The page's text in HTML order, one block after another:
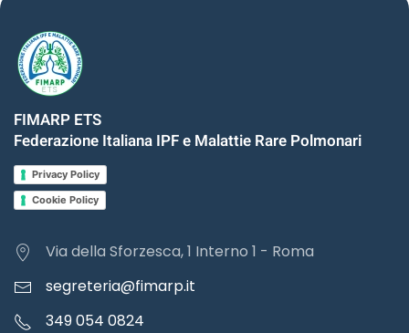
FIMARP ETS
Federazione Italiana IPF e Malattie Rare Polmonari
Privacy Policy
Cookie Policy
Via della Sforzesca, 1 Interno 1 - Roma
segreteria@fimarp.it
349 054 0824